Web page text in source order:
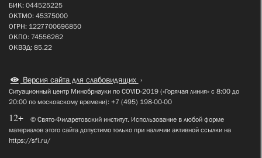
БИК: 044525225
ОКТМО: 45375000
ОГРН: 1227700696850
ОКПО: 74556262
ОКВЭД: 85.22
Версия сайта для слабовидящих
Ситуационный центр Минобрнауки по COVID-2019 («Горячая линия» с 8:00 до
20:00 по московскому времени): +7 (495) 198-00-00
12+
© Свято-Филаретовский институт. Использование в любой форме
материалов этого сайта допустимо только при наличии активной ссылки на
https://sfi.ru/